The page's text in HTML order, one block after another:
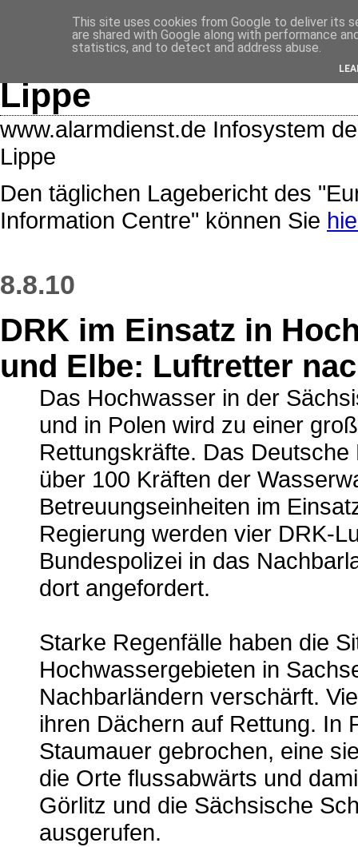
Lage- und
Lippe
www.alarmdienst.de Infosystem
Lippe
Den täglichen Lagebericht des
Information Centre" können Sie
8.8.10
DRK im Einsatz in
und Elbe: Luftretter
Das Hochwasser in der
und in Polen wird zu einer
Rettungskräfte. Das
über 100 Kräften der
Betreuungseinheiten im
Regierung werden vier DRK-
Bundespolizei in das
dort angefordert.
Starke Regenfälle haben die
Hochwassergebieten in
Nachbarländern verschärft.
ihren Dächern auf Rettung. In
Staumauer gebrochen, eine
die Orte flussabwärts und
Görlitz und die Sächsische
ausgerufen.
This site uses cookies from Google to deliver its
are shared with Google along with performance
statistics, and to detect and address abuse.